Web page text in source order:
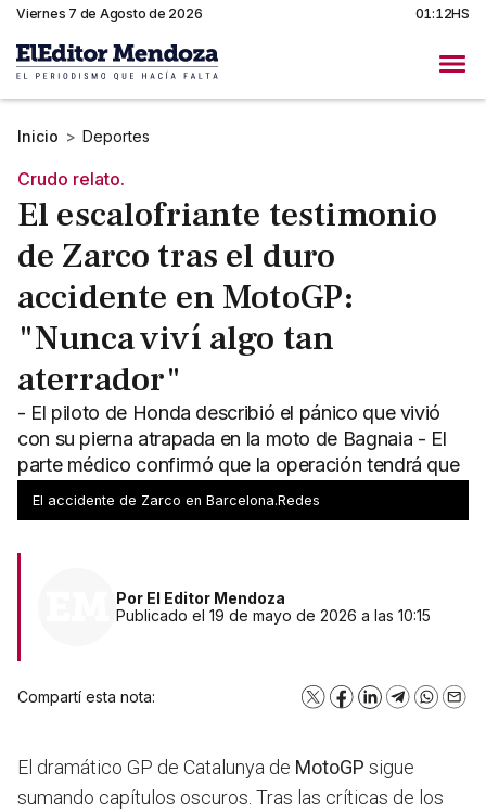
Viernes 7 de Agosto de 2026 01:12HS
Inicio > Deportes
Crudo relato.
El escalofriante testimonio
de Zarco tras el duro
accidente en MotoGP:
"Nunca viví algo tan
aterrador"
- El piloto de Honda describió el pánico que vivió
con su pierna atrapada en la moto de Bagnaia - El
parte médico confirmó que la operación tendrá que
esperar
El accidente de Zarco en Barcelona.Redes
Por El Editor Mendoza
Publicado el 19 de mayo de 2026 a las 10:15
Compartí esta nota: X Facebook
LinkedInTelegram
El dramático GP de Catalunya de MotoGP sigue
sumando capítulos oscuros. Tras las críticas de los